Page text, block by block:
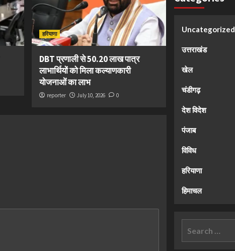
हरियाणा
DBT प्रणाली से 50.20 लाख पात्र
लाभार्थियों को मिला कल्याणकारी
योजनाओं का लाभ
reporter July 10, 2026 0
Uncategorized
उत्तराखंड
खेल
चंडीगढ़
देश विदेश
पंजाब
विविध
हरियाणा
हिमाचल